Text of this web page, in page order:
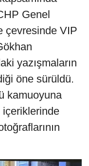
Genel
çevresinde VIP
yazışmaların
öne sürüldü.
kamuoyuna
içeriklerinde